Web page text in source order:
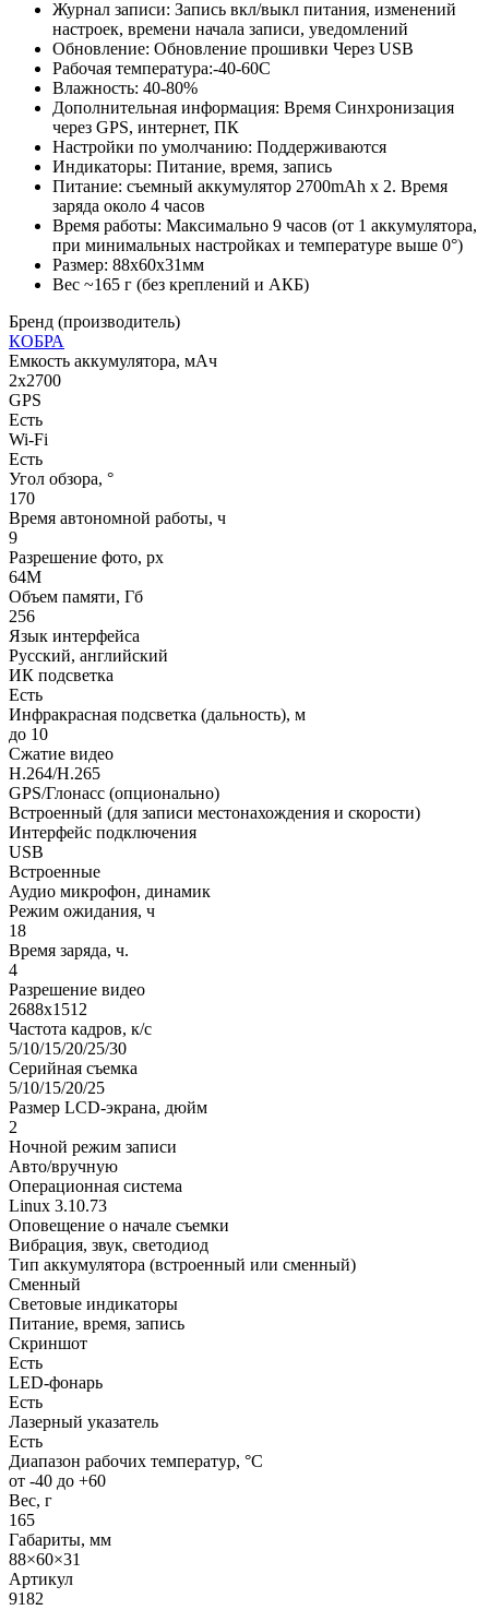
Журнал записи: Запись вкл/выкл питания, изменений
настроек, времени начала записи, уведомлений
Обновление: Обновление прошивки Через USB
Рабочая температура:-40-60С
Влажность: 40-80%
Дополнительная информация: Время Синхронизация
через GPS, интернет, ПК
Настройки по умолчанию: Поддерживаются
Индикаторы: Питание, время, запись
Питание: съемный аккумулятор 2700mAh x 2. Время
заряда около 4 часов
Время работы: Максимально 9 часов (от 1 аккумулятора,
при минимальных настройках и температуре выше 0°)
Размер: 88х60х31мм
Вес ~165 г (без креплений и АКБ)
Бренд (производитель)
КОБРА
Емкость аккумулятора, мАч
2х2700
GPS
Есть
Wi-Fi
Есть
Угол обзора, °
170
Время автономной работы, ч
9
Разрешение фото, px
64М
Объем памяти, Гб
256
Язык интерфейса
Русский, английский
ИК подсветка
Есть
Инфракрасная подсветка (дальность), м
до 10
Сжатие видео
H.264/H.265
GPS/Глонасс (опционально)
Встроенный (для записи местонахождения и скорости)
Интерфейс подключения
USB
Встроенные
Аудио микрофон, динамик
Режим ожидания, ч
18
Время заряда, ч.
4
Разрешение видео
2688х1512
Частота кадров, к/с
5/10/15/20/25/30
Серийная съемка
5/10/15/20/25
Размер LCD-экрана, дюйм
2
Ночной режим записи
Авто/вручную
Операционная система
Linux 3.10.73
Оповещение о начале съемки
Вибрация, звук, светодиод
Тип аккумулятора (встроенный или сменный)
Сменный
Световые индикаторы
Питание, время, запись
Скриншот
Есть
LED-фонарь
Есть
Лазерный указатель
Есть
Диапазон рабочих температур, °С
от -40 до +60
Вес, г
165
Габариты, мм
88×60×31
Артикул
9182